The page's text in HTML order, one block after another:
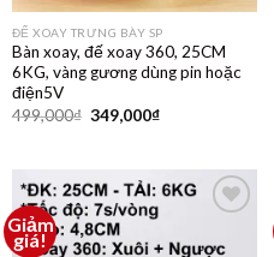
ĐẾ XOAY TRƯNG BÀY SP
Bàn xoay, đế xoay 360, 25CM
6KG, vàng gương dùng pin hoặc
điện5V
499,000₫ 349,000₫
Giảm
giá!
vào